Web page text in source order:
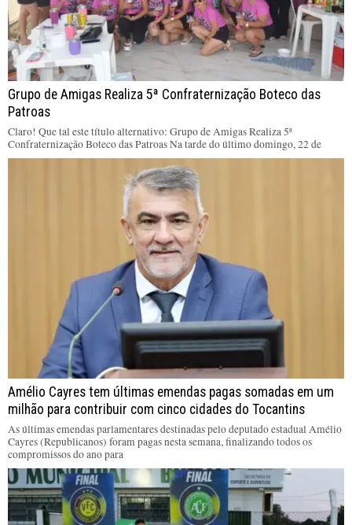
Grupo de Amigas Realiza 5ª Confraternização Boteco das
Patroas
Claro! Que tal este título alternativo: Grupo de Amigas Realiza 5ª
Confraternização Boteco das Patroas Na tarde do último domingo, 22 de
Amélio Cayres tem últimas emendas pagas somadas em um
milhão para contribuir com cinco cidades do Tocantins
As últimas emendas parlamentares destinadas pelo deputado estadual Amélio
Cayres (Republicanos) foram pagas nesta semana, finalizando todos os
compromissos do ano para